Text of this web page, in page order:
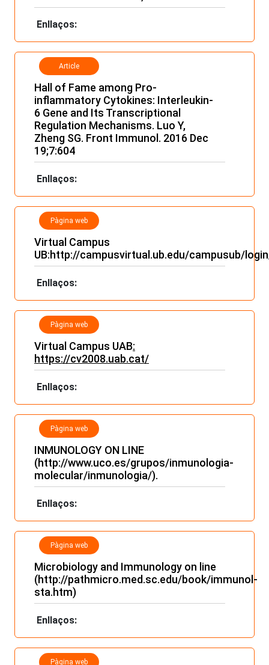
Enllaços:
Article
Hall of Fame among Pro-
inflammatory Cytokines: Interleukin-
6 Gene and Its Transcriptional
Regulation Mechanisms. Luo Y,
Zheng SG. Front Immunol. 2016 Dec
19;7:604
Enllaços:
Pàgina web
Virtual Campus
UB:http://campusvirtual.ub.edu/campusub/
Enllaços:
Pàgina web
Virtual Campus UAB:
https://cv2008.uab.cat/
Enllaços:
Pàgina web
INMUNOLOGY ON LINE
(http://www.uco.es/grupos/inmunologia-
molecular/inmunologia/).
Enllaços:
Pàgina web
Microbiology and Immunology on line
(http://pathmicro.med.sc.edu/book/immunol-
sta.htm)
Enllaços:
Pàgina web